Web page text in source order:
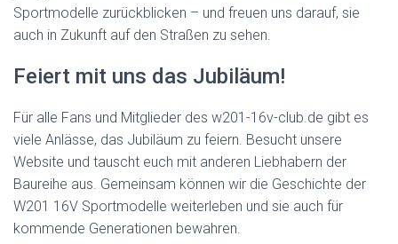
Sportmodelle zurückblicken – und freuen uns darauf, sie
auch in Zukunft auf den Straßen zu sehen.
Feiert mit uns das Jubiläum!
Für alle Fans und Mitglieder des w201-16v-club.de gibt es
viele Anlässe, das Jubiläum zu feiern. Besucht unsere
Website und tauscht euch mit anderen Liebhabern der
Baureihe aus. Gemeinsam können wir die Geschichte der
W201 16V Sportmodelle weiterleben und sie auch für
kommende Generationen bewahren.